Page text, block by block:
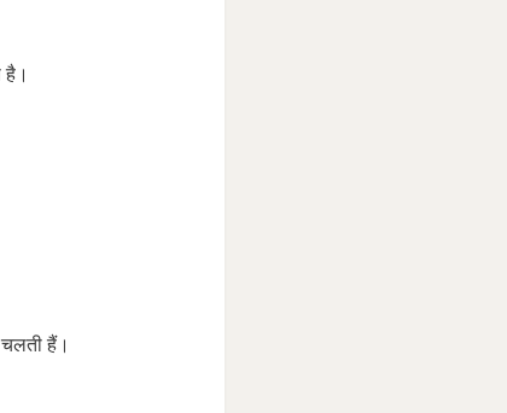
हैं।